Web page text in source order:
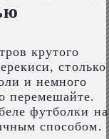
крутого
столько
и немного
перемешайте.
футболки на
способом.